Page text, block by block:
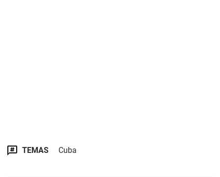
TEMAS Cuba